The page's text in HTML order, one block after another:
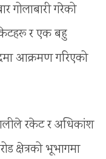
गोलाबारी गरेको
र एक बहु
आक्रमण गरिएको
रकेट र अधिकांश
क्षेत्रको भूभागमा